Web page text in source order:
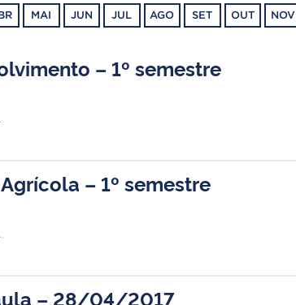
MAI JUN JUL AGO SET OUT NOV
– 1º semestre
– 1º semestre
– 28/04/2017